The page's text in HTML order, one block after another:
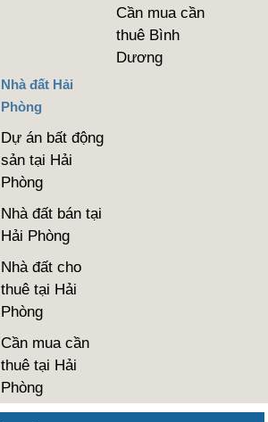
Cần mua cần
thuê Bình
Dương
Nhà đất Hải
Phòng
Dự án bất động
sản tại Hải
Phòng
Nhà đất bán tại
Hải Phòng
Nhà đất cho
thuê tại Hải
Phòng
Cần mua cần
thuê tại Hải
Phòng